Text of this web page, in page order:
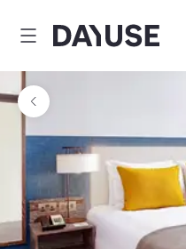
Dayuse